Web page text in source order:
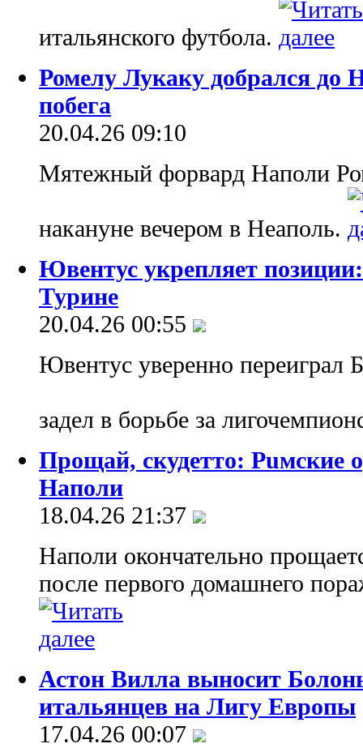
итальянского футбола.
Ромелу Лукаку добрался до
побега
20.04.26 09:10
Мятежный форвард Наполи
накануне вечером в Неаполь.
Ювентус укрепляет
Турине
20.04.26 00:55
Ювентус уверенно переиграл
задел в борьбе за
Прощай, скудетто:
Наполи
18.04.26 21:37
Наполи окончательно
после первого домашнего
Астон Вилла выносит
итальянцев на Лигу Европы
17.04.26 00:07